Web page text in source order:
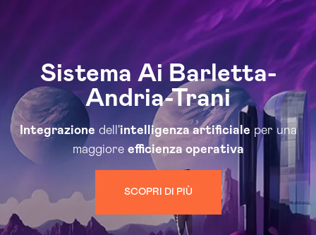
Sistema Ai Barletta-
Andria-Trani
Integrazione dell'intelligenza artificiale per una
maggiore efficienza operativa
SCOPRI DI PIÙ